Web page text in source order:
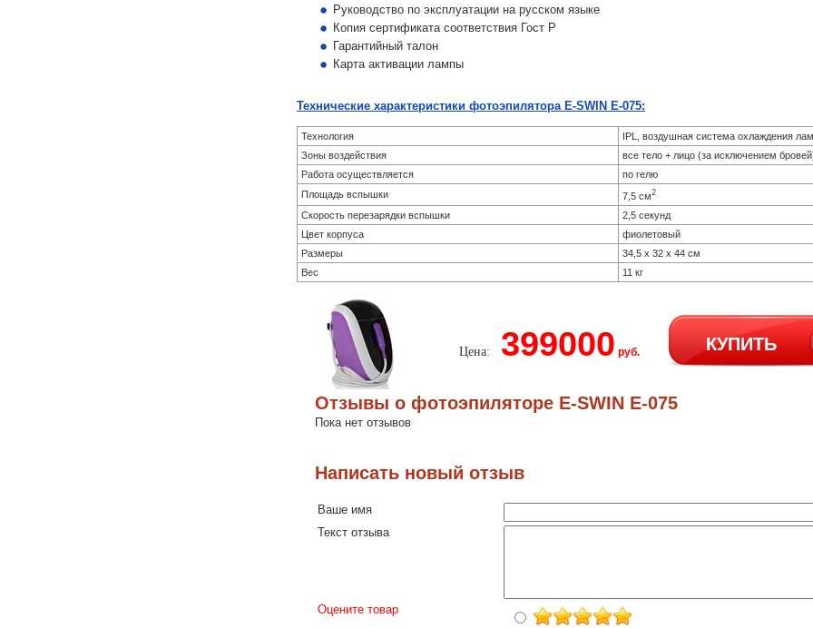
Руководство по эксплуатации на русском языке
Копия сертификата соответствия Гост Р
Гарантийный талон
Карта активации лампы
Технические характеристики фотоэпилятора E-SWIN E-075:
Технология
IPL, воздушная система охлаждения
Зоны воздействия
все тело + лицо (за исключением
Работа осуществляется
по гелю
Площадь вспышки
7,5 см2
Скорость перезарядки вспышки
2,5 секунд
Цвет корпуса
фиолетовый
Размеры
34,5 x 32 x 44 см
Вес
11 кг
Цена: 399000 руб. КУПИТЬ
Отзывы o фотоэпиляторе E-SWIN E-075
Пока нет отзывов
Написать новый отзыв
Ваше имя
Текст отзыва
Оцените товар